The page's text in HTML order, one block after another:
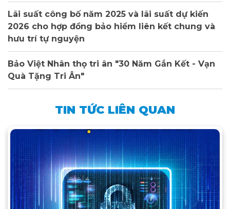
Lãi suất công bố năm 2025 và lãi suất dự kiến
2026 cho hợp đồng bảo hiểm liên kết chung và
hưu trí tự nguyện
Bảo Việt Nhân thọ tri ân "30 Năm Gắn Kết - Vạn
Quà Tặng Tri Ân"
TIN TỨC LIÊN QUAN